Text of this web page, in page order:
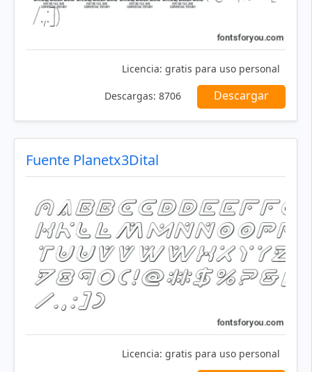
Licencia: gratis para uso personal
Descargas: 8706 Descargar
Fuente Planetx3Dital
Licencia: gratis para uso personal